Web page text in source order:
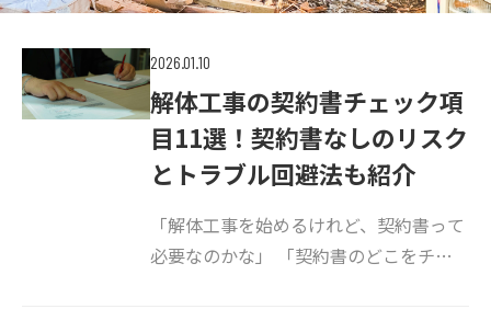
2026.01.10
解体工事の契約書チェック項
目11選！契約書なしのリスク
とトラブル回避法も紹介
「解体工事を始めるけれど、契約書って
必要なのかな」 「契約書のどこをチェ